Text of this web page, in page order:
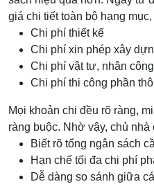
giá chi tiết toàn bộ hạng
Chi phí thiết kế
Chi phí xin phép xây
Chi phí vật tư, nhân công
Chi phí thi công phần
Mọi khoản chi đều rõ ràng,
ràng buộc. Nhờ vậy, chủ nhà
Biết rõ tổng ngân sách
Hạn chế tối đa chi phí
Dễ dàng so sánh giữa